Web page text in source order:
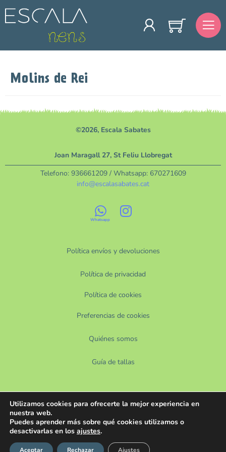
Molins de Rei
©2026, Escala Sabates
Política envíos y devoluciones
Política de privacidad
Política de cookies
Preferencias de cookies
Quiénes somos
Guía de tallas
Joan Maragall 27, St Feliu Llobregat
Telefono: 936661209/ Whatsapp: 670271609
info@escalasabates.cat
Utilizamos cookies para ofrecerte la mejor experiencia en
nuestra web.
Puedes aprender más sobre qué cookies utilizamos o
desactivarlas en los ajustes.
Aceptar Rechazar Ajustes